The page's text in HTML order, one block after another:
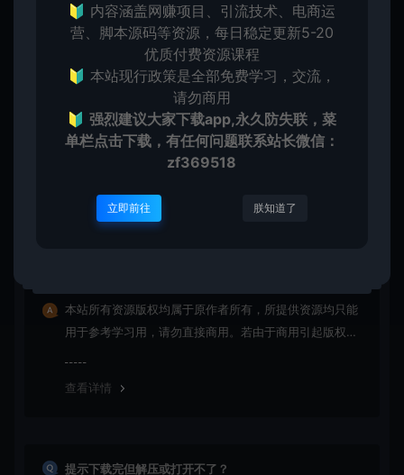
上一篇：
下一篇：
本站所有资源版权均属于原作者所有，所提供资源均只能
用于参考学习用，请勿直接商用。若由于商用引起版权纠
查看详情
提示下载完但解压或打开不了？
🔰 内容涵盖网赚项目、引流技术、电商运
营、脚本源码等资源，每日稳定更新5-20
优质付费资源课程
🔰 本站现行政策是全部免费学习，交流，
请勿商用
🔰强烈建议大家下载app,永久防失联，菜
单栏点击下载，有任何问题联系站长微信：
zf369518
立即前往 朕知道了